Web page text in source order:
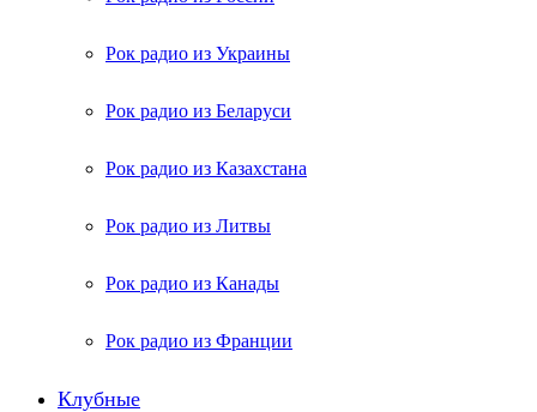
Рок радио из Украины
Рок радио из Беларуси
Рок радио из Казахстана
Рок радио из Литвы
Рок радио из Канады
Рок радио из Франции
Клубные